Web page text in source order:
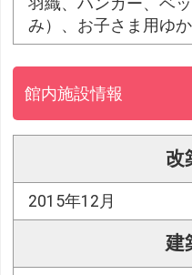
羽織、ハンガー、ベ
み）、お子さま用ゆ
館内施設情報
改
2015年12月
建